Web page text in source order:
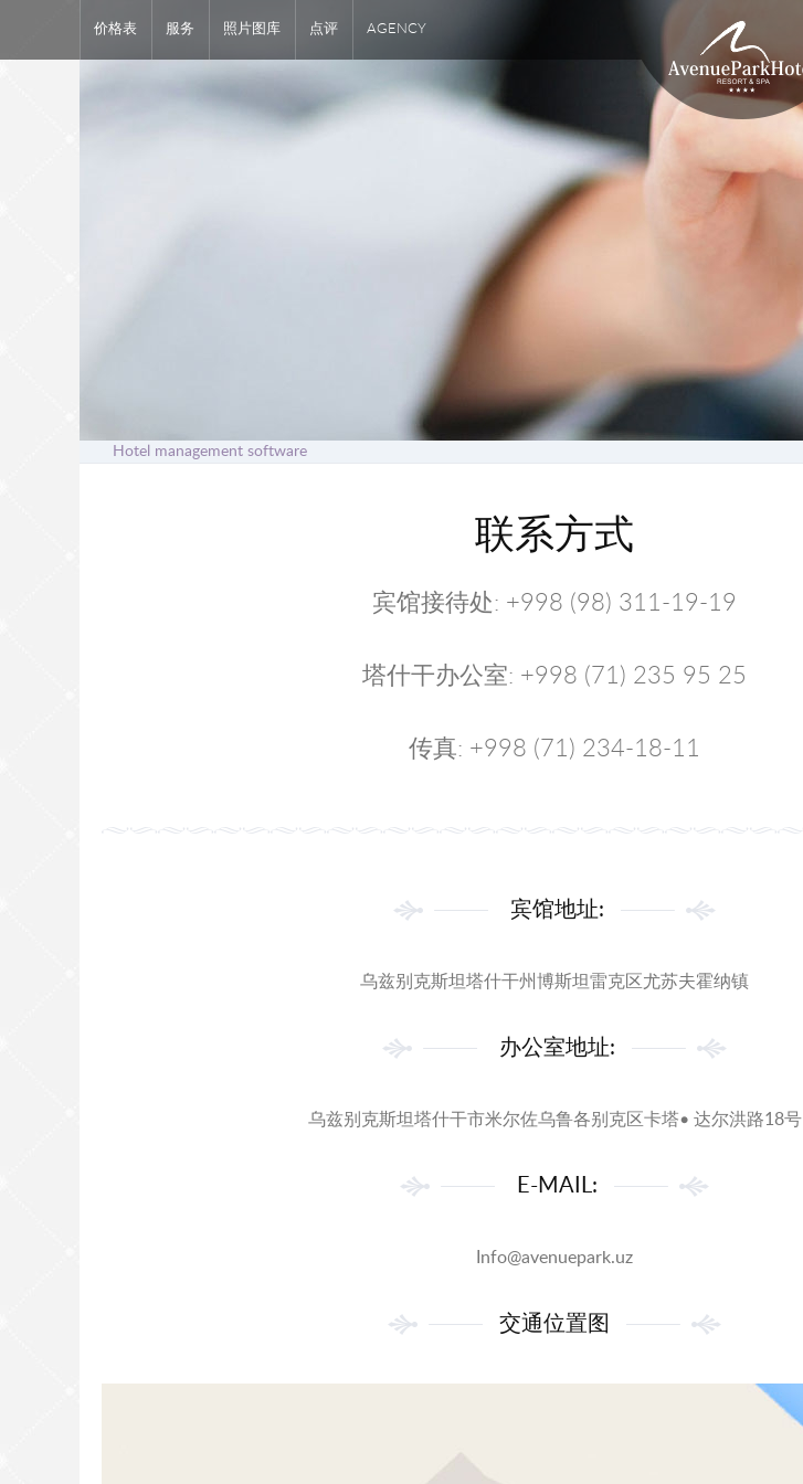
价格表 服务 照片图库 点评 AGENCY
Hotel management software
联系方式
宾馆接待处: +998 (98) 311-19-19
塔什干办公室: +998 (71) 235 95 25
传真: +998 (71) 234-18-11
宾馆地址:
乌兹别克斯坦塔什干州博斯坦雷克区尤苏夫霍纳镇
办公室地址:
乌兹别克斯坦塔什干市米尔佐乌鲁各别克区卡塔• 达尔洪路18号
E-MAIL:
Info@avenuepark.uz
交通位置图